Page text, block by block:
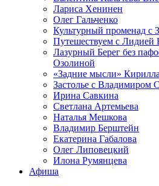
Лариса Хенинен
Олег Гальченко
Культурный променад с
Путешествуем с Лидией
Лазурный Берег без
Озолиной
«Задние мысли»
Застолье с Владимиром
Ирина Савкина
Светлана Артемьева
Наталья Мешкова
Владимир Берштейн
Екатерина Габалова
Олег Липовецкий
Илона Румянцева
Афиша